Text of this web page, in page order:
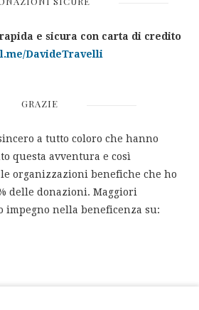
e sicura con carta di credito
DavideTravelli
GRAZIE
a tutto coloro che hanno
questa avventura e così
le organizzazioni benefiche che ho
delle donazioni. Maggiori
nella beneficenza su: